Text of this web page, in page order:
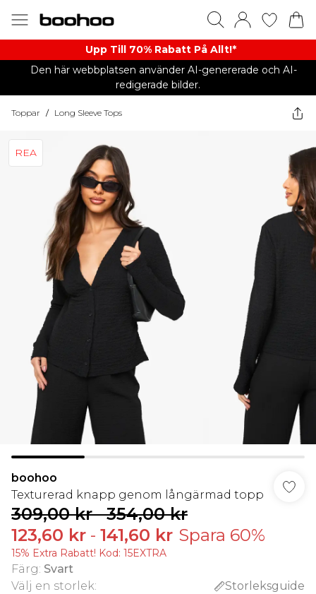
Upp Till 70% Rabatt På Allt!*
Den här webbplatsen använder AI-genererade och AI-
redigerade bilder.
Toppar / Long Sleeve Tops
REA
boohoo
Texturerad knapp genom långärmad topp
309,00 kr-354,00 kr
123,60 kr - 141,60 kr Spara 60%
15% Extra Rabatt! Kod: 15EXTRA
Färg: Svart
Välj en storlek:
Storleksguide